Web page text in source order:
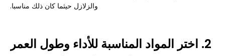
والزلازل حيثما كان ذلك مناسبا.
2. اختر المواد المناسبة للأداء وطول العمر